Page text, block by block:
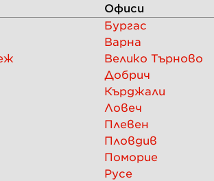
Офиси
Бургас
Варна
Велико Търново
Добрич
Кърджали
Ловеч
Плевен
Пловдив
Поморие
Русе